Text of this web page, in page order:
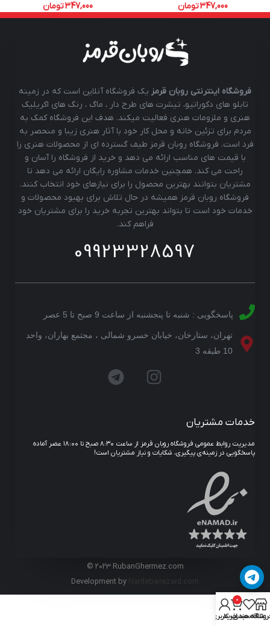
347,000تومان 347,000تومان
فروشگاه اینترنتی روبان قرمز یک فروشگاه آنلاین است که در زمینه
تابلو های دکوراتیو، تیشرت های طرح دار ، ماگ ، رنگ های اکریلیک
هنری و ملزومات هنری فعالیت میکند. هدف این فروشگاه کمک به
مردم برای تزئین خانه و محل کار خود با آثار هنری زیبا و منحصر به
فرد است. فروشگاه روبان قرمز طیف گسترده ای از محصولات هنری را
با قیمت های مناسب ارائه می دهد و خرید از فروشگاه را آسان و
راحت می کند. همچنین خدمات مشاوره رایگان ارائه می دهد تا
مشتریان بتوانند بهترین محصول را برای نیازهای خود انتخاب کنند.
فروشگاه روبان قرمز همیشه در حال تلاش برای بهبود محصولات و
خدمات خود است تا بتواند بهترین تجربه خرید را برای مشتریان خود
فراهم کند.
09923328597
پاسخگویی : شنبه تا پنجشنبه از ساعت 9 صبح تا 5 عصر
تهران، ستارخان، خیابان خسرو شمالی ، مجتمع بهاران، واحد
10 طبقه 3
خدمات مشتریان
مدیریت روابط عمومی فروشگاه روبان قرمز از ساعت ۸:۳۰ صبح تا ۱۸:۰۰ عصر آماده
پاسخگویی در زمینه‌ی پیگیری، شکایات و نیاز مشتریان است!
© 2023 RubanGhermez.com
Development by Nardebanezard.com
علاقه مندی
0
سبد خرید
حساب کاربری من